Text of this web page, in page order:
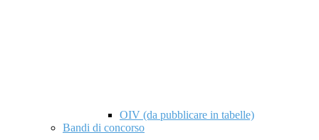
OIV (da pubblicare in tabelle)
Bandi di concorso